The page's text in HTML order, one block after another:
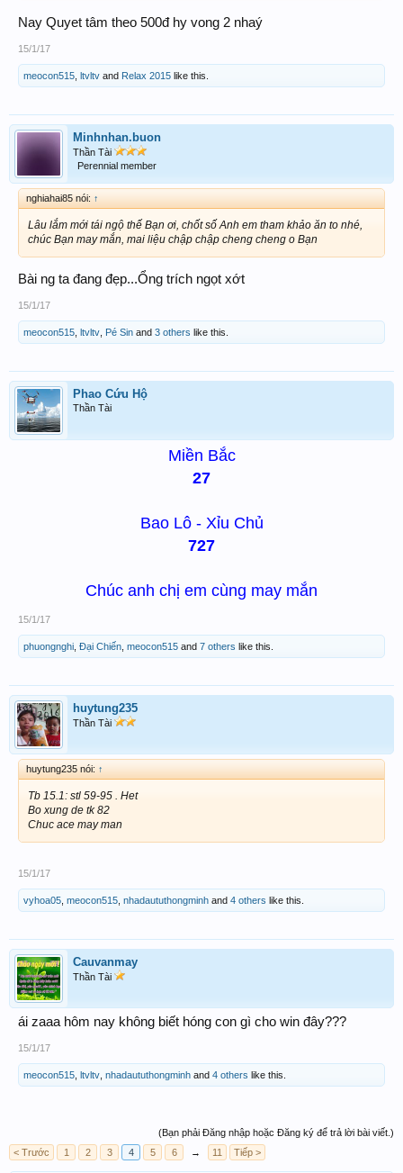
Nay Quyet tâm theo 500đ hy vong 2 nhaý
15/1/17
meocon515 ltvltv and Relax 2015 like this.
Minhnhan.buon
Thần Tài
Perennial member
nghiahai85 nói: ↑
Lâu lắm mới tái ngộ thế Bạn ơi, chốt số Anh em tham khảo ăn to nhé,
chúc Bạn may mắn, mai liệu chập chập cheng cheng o Bạn
Bài ng ta đang đẹp...Ổng trích ngọt xớt
15/1/17
meocon515 ltvltv Pé Sin and 3 others like this.
Phao Cứu Hộ
Thần Tài
Miền Bắc
27
Bao Lô - Xỉu Chủ
727
Chúc anh chị em cùng may mắn
15/1/17
phuongnghi Đại Chiến meocon515 and 7 others like this.
huytung235
Thần Tài
huytung235 nói: ↑
Tb 15.1: stl 59-95 . Het
Bo xung de tk 82
Chuc ace may man
15/1/17
vyhoa05 meocon515 nhadaututhongminh and 4 others like this.
Cauvanmay
Thần Tài
ái zaaa hôm nay không biết hóng con gì cho win đây???
15/1/17
meocon515 ltvltv nhadaututhongminh and 4 others like this.
(Bạn phải Đăng nhập hoặc Đăng ký để trả lời bài viết.)
< Trước
1 2 3 4 5 6 → 11 Tiếp >